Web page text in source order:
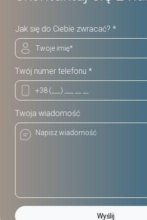
Jak się do Ciebie zwracać? *
Twój numer telefonu *
Twoja wiadomość